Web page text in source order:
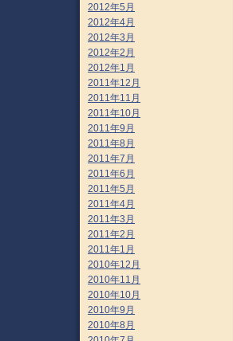
2012年5月
2012年4月
2012年3月
2012年2月
2012年1月
2011年12月
2011年11月
2011年10月
2011年9月
2011年8月
2011年7月
2011年6月
2011年5月
2011年4月
2011年3月
2011年2月
2011年1月
2010年12月
2010年11月
2010年10月
2010年9月
2010年8月